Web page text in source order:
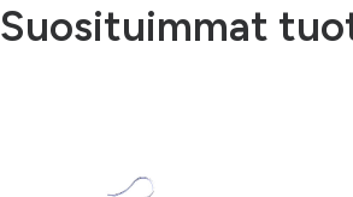
Suosituimmat